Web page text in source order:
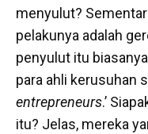
menyulut?
pelakunya adalah
penyulut itu
para ahli kerusuhan
entrepreneurs.’
itu? Jelas, mereka